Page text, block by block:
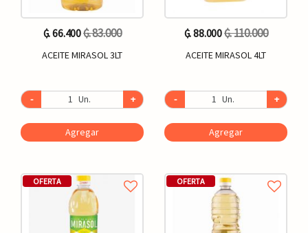
₲. 66.400₲. 83.000
ACEITE MIRASOL 3LT
- Un. +
Agregar
₲. 88.000₲. 110.000
ACEITE MIRASOL 4LT
- Un. +
Agregar
OFERTA OFERTA